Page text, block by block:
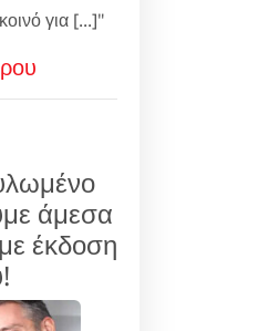
για [...]"
άμεσα
έκδοση